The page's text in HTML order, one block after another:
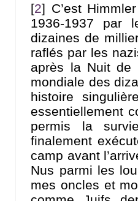
[2] C’est
1936-1937 par
dizaines de
raflés par les
après la Nuit de
mondiale des
histoire
essentiellement
permis la
finalement
camp avant
Nus parmi les
mes oncles et